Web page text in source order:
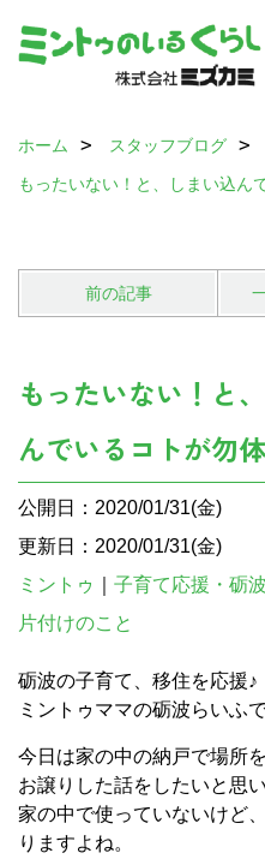
ホーム
スタッフブログ
もったいない！と、しまい込ん
前の記事
もったいない！と
んでいるコトが勿
公開日：2020/01/31(金)
更新日：2020/01/31(金)
ミントゥ
子育て応援・砺
片付けのこと
砺波の子育て、移住を応援♪
ミントゥママの砺波らいふで
今日は家の中の納戸で場所
お譲りした話をしたいと思い
家の中で使っていないけど
りますよね。